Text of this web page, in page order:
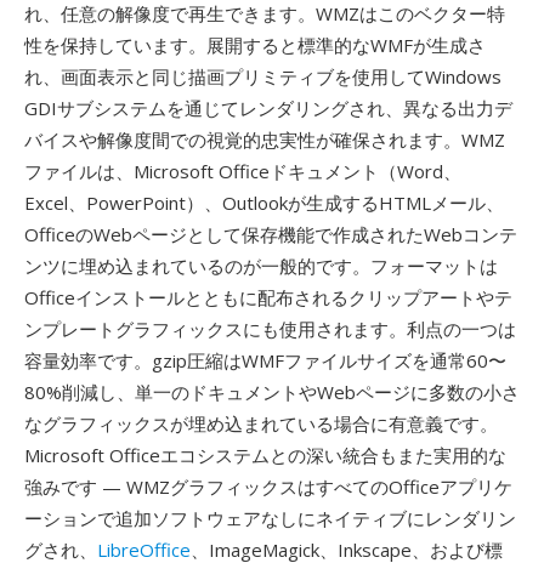
れ、任意の解像度で再生できます。WMZはこのベクター特
性を保持しています。展開すると標準的なWMFが生成さ
れ、画面表示と同じ描画プリミティブを使用してWindows
GDIサブシステムを通じてレンダリングされ、異なる出力デ
バイスや解像度間での視覚的忠実性が確保されます。WMZ
ファイルは、Microsoft Officeドキュメント（Word、
Excel、PowerPoint）、Outlookが生成するHTMLメール、
OfficeのWebページとして保存機能で作成されたWebコンテ
ンツに埋め込まれているのが一般的です。フォーマットは
Officeインストールとともに配布されるクリップアートやテ
ンプレートグラフィックスにも使用されます。利点の一つは
容量効率です。gzip圧縮はWMFファイルサイズを通常60〜
80%削減し、単一のドキュメントやWebページに多数の小さ
なグラフィックスが埋め込まれている場合に有意義です。
Microsoft Officeエコシステムとの深い統合もまた実用的な
強みです — WMZグラフィックスはすべてのOfficeアプリケ
ーションで追加ソフトウェアなしにネイティブにレンダリン
グされ、 LibreOffice、ImageMagick、Inkscape、および標